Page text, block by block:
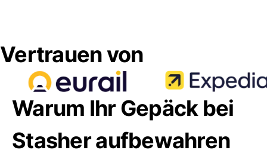
Vertrauen von
Warum Ihr Gepäck bei
Stasher aufbewahren